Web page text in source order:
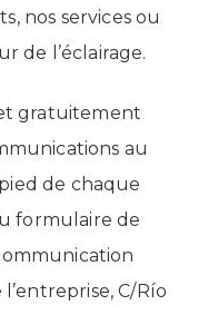
nos services ou
de l’éclairage.
gratuitement
au
de chaque
formulaire de
C/Río